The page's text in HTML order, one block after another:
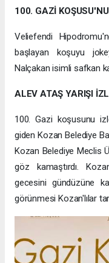
100. GAZİ
Veliefendi
başlayan koşuyu
Nalçakan isimli safkan
ALEV ATAŞ YARIŞI
100. Gazi koşusunu
giden Kozan Belediye
Kozan Belediye Meclis
göz kamaştırdı.
gecesini gündüzüne
görünmesi Kozan'lılar